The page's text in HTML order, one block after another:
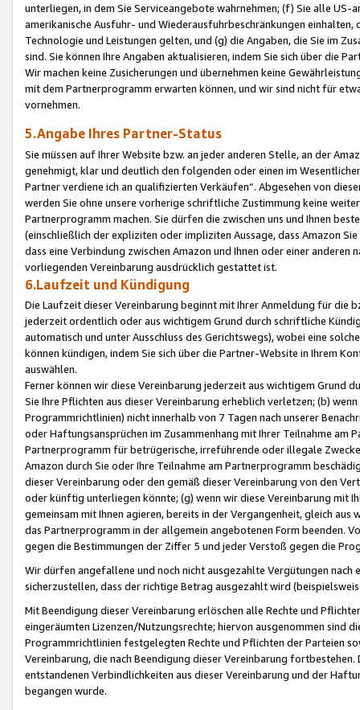
unterliegen, in dem Sie Serviceangebote wahrnehmen; (f) Sie alle
amerikanische Ausfuhr- und Wiederausfuhrbeschränkungen
Technologie und Leistungen gelten, und (g) die Angaben, die Sie im
sind. Sie können Ihre Angaben aktualisieren, indem Sie sich über die
Wir machen keine Zusicherungen und übernehmen keine
mit dem Partnerprogramm erwarten können, und wir sind nicht für
vornehmen.
5.Angabe Ihres Partner-Status
Sie müssen auf Ihrer Website bzw. an jeder anderen Stelle, an der
genehmigt, klar und deutlich den folgenden oder einen im
Partner verdiene ich an qualifizierten Verkäufen“. Abgesehen von
werden Sie ohne unsere vorherige schriftliche Zustimmung keine
Partnerprogramm machen. Sie dürfen die zwischen uns und Ihnen
(einschließlich der expliziten oder impliziten Aussage, dass Amazon
dass eine Verbindung zwischen Amazon und Ihnen oder einer
vorliegenden Vereinbarung ausdrücklich gestattet ist.
6.Laufzeit und Kündigung
Die Laufzeit dieser Vereinbarung beginnt mit Ihrer Anmeldung für die
jederzeit ordentlich oder aus wichtigem Grund durch schriftliche
automatisch und unter Ausschluss des Gerichtswegs), wobei eine
können kündigen, indem Sie sich über die Partner-Website in Ihrem
auswählen.
Ferner können wir diese Vereinbarung jederzeit aus wichtigem Grund
Sie Ihre Pflichten aus dieser Vereinbarung erheblich verletzen; (b)
Programmrichtlinien) nicht innerhalb von 7 Tagen nach unserer
oder Haftungsansprüchen im Zusammenhang mit Ihrer Teilnahme am
Partnerprogramm für betrügerische, irreführende oder illegale
Amazon durch Sie oder Ihre Teilnahme am Partnerprogramm
dieser Vereinbarung oder den gemäß dieser Vereinbarung von den
oder künftig unterliegen könnte; (g) wenn wir diese Vereinbarung mit
gemeinsam mit Ihnen agieren, bereits in der Vergangenheit, gleich
das Partnerprogramm in der allgemein angebotenen Form beenden.
gegen die Bestimmungen der Ziffer 5 und jeder Verstoß gegen die
Wir dürfen angefallene und noch nicht ausgezahlte Vergütungen
sicherzustellen, dass der richtige Betrag ausgezahlt wird
Mit Beendigung dieser Vereinbarung erlöschen alle Rechte und
eingeräumten Lizenzen/Nutzungsrechte; hiervon ausgenommen sind
Programmrichtlinien festgelegten Rechte und Pflichten der Parteien
Vereinbarung, die nach Beendigung dieser Vereinbarung
entstandenen Verbindlichkeiten aus dieser Vereinbarung und der
begangen wurde.